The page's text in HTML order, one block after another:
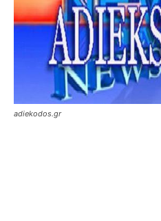
adiekodos.gr